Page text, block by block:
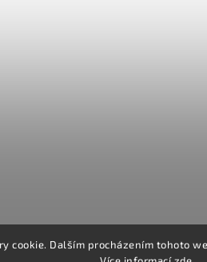
cookie. Dalším procházením tohoto